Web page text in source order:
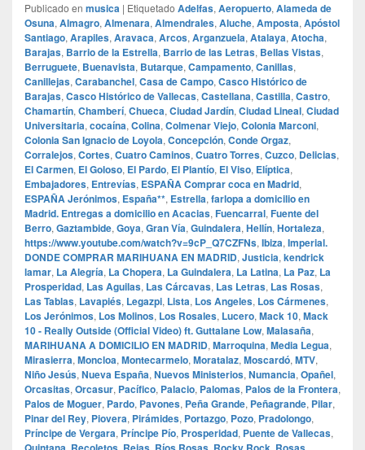
Publicado en musica | Etiquetado Adelfas, Aeropuerto, Alameda de
Osuna, Almagro, Almenara, Almendrales, Aluche, Amposta, Apóstol
Santiago, Arapiles, Aravaca, Arcos, Arganzuela, Atalaya, Atocha,
Barajas, Barrio de la Estrella, Barrio de las Letras, Bellas Vistas,
Berruguete, Buenavista, Butarque, Campamento, Canillas,
Canillejas, Carabanchel, Casa de Campo, Casco Histórico de
Barajas, Casco Histórico de Vallecas, Castellana, Castilla, Castro,
Chamartín, Chamberí, Chueca, Ciudad Jardín, Ciudad Lineal, Ciudad
Universitaria, cocaína, Colina, Colmenar Viejo, Colonia Marconi,
Colonia San Ignacio de Loyola, Concepción, Conde Orgaz,
Corralejos, Cortes, Cuatro Caminos, Cuatro Torres, Cuzco, Delicias,
El Carmen, El Goloso, El Pardo, El Plantío, El Viso, Elíptica,
Embajadores, Entrevías, ESPAÑA Comprar coca en Madrid,
ESPAÑA Jerónimos, España**, Estrella, farlopa a domicilio en
Madrid. Entregas a domicilio en Acacias, Fuencarral, Fuente del
Berro, Gaztambide, Goya, Gran Vía, Guindalera, Hellín, Hortaleza,
https://www.youtube.com/watch?v=9cP_Q7CZFNs, Ibiza, Imperial.
DONDE COMPRAR MARIHUANA EN MADRID, Justicia, kendrick
lamar, La Alegría, La Chopera, La Guindalera, La Latina, La Paz, La
Prosperidad, Las Aguilas, Las Cárcavas, Las Letras, Las Rosas,
Las Tablas, Lavapiés, Legazpi, Lista, Los Angeles, Los Cármenes,
Los Jerónimos, Los Molinos, Los Rosales, Lucero, Mack 10, Mack
10 - Really Outside (Official Video) ft. Guttalane Low, Malasaña,
MARIHUANA A DOMICILIO EN MADRID, Marroquina, Media Legua,
Mirasierra, Moncloa, Montecarmelo, Moratalaz, Moscardó, MTV,
Niño Jesús, Nueva España, Nuevos Ministerios, Numancia, Opañel,
Orcasitas, Orcasur, Pacífico, Palacio, Palomas, Palos de la Frontera,
Palos de Moguer, Pardo, Pavones, Peña Grande, Peñagrande, Pilar,
Pinar del Rey, Piovera, Pirámides, Portazgo, Pozo, Pradolongo,
Príncipe de Vergara, Príncipe Pío, Prosperidad, Puente de Vallecas,